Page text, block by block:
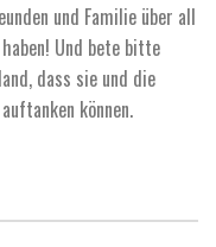
und Familie über all
Und bete bitte
dass sie und die
können.